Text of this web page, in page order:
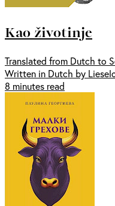
Kao životinje
Translated from Dutch to
Written in Dutch by
8 minutes read